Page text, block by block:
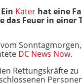
Ein Kater hat eine
das Feuer in einer
Sonntagmorgen,
DC News Now.
Rettungskräfte zu